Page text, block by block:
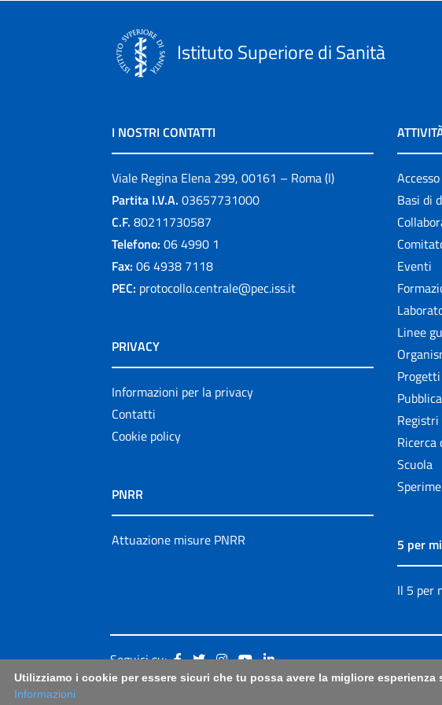
Istituto Superiore di Sanità
I NOSTRI CONTATTI
Viale Regina Elena 299, 00161 – Roma (I)
Partita I.V.A. 03657731000
C.F. 80211730587
Telefono: 06 4990 1
Fax: 06 4938 7118
PEC: protocollo.centrale@pec.iss.it
PRIVACY
Informazioni per la privacy
Contatti
Cookie policy
PNRR
Attuazione misure PNRR
Basi di
Eventi
Linee
Progetti
Scuola
5 per
Il 5 per
Seguici su:
Utilizziamo i cookie per essere sicuri che tu possa avere la migliore
Informazioni